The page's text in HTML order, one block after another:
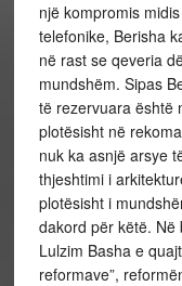
një kompromis
telefonike, Berisha
në rast se qeveria
mundshëm. Sipas
të rezervuara është
plotësisht në
nuk ka asnjë arsye
thjeshtimi i
plotësisht i
dakord për këtë. Në
Lulzim Basha e
reformave”,